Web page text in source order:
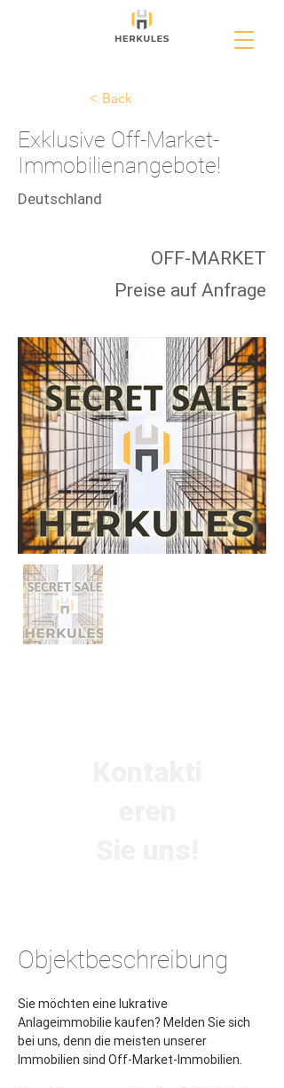
< Back
Exklusive Off-Market-
Immobilienangebote!
Deutschland
OFF-MARKET
Preise auf Anfrage
Objektbeschreibung
Sie möchten eine lukrative
Anlageimmobilie kaufen? Melden Sie sich
bei uns, denn die meisten unserer
Immobilien sind Off-Market-Immobilien.